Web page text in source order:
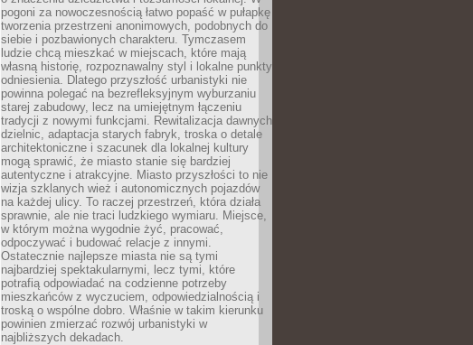
pogoni za nowoczesnością łatwo popaść w pułapkę
tworzenia przestrzeni anonimowych, podobnych do
siebie i pozbawionych charakteru. Tymczasem
ludzie chcą mieszkać w miejscach, które mają
własną historię, rozpoznawalny styl i lokalne punkty
odniesienia. Dlatego przyszłość urbanistyki nie
powinna polegać na bezrefleksyjnym wyburzaniu
starej zabudowy, lecz na umiejętnym łączeniu
tradycji z nowymi funkcjami. Rewitalizacja dawnych
dzielnic, adaptacja starych fabryk, troska o detale
architektoniczne i szacunek dla lokalnej kultury
mogą sprawić, że miasto stanie się bardziej
autentyczne i atrakcyjne. Miasto przyszłości to nie
wizja szklanych wież i autonomicznych pojazdów
na każdej ulicy. To raczej przestrzeń, która działa
sprawnie, ale nie traci ludzkiego wymiaru. Miejsce,
w którym można wygodnie żyć, pracować,
odpoczywać i budować relacje z innymi.
Ostatecznie najlepsze miasta nie są tymi
najbardziej spektakularnymi, lecz tymi, które
potrafią odpowiadać na codzienne potrzeby
mieszkańców z wyczuciem, odpowiedzialnością i
troską o wspólne dobro. Właśnie w takim kierunku
powinien zmierzać rozwój urbanistyki w
najbliższych dekadach.